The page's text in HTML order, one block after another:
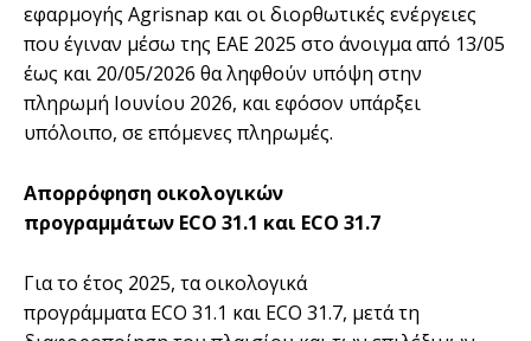
εφαρμογής Agrisnap και οι διορθωτικές ενέργειες
που έγιναν μέσω της ΕΑΕ 2025 στο άνοιγμα από 13/05
έως και 20/05/2026 θα ληφθούν υπόψη στην
πληρωμή Ιουνίου 2026, και εφόσον υπάρξει
υπόλοιπο, σε επόμενες πληρωμές.
Απορρόφηση οικολογικών
προγραμμάτων ECO 31.1 και ECO 31.7
Για το έτος 2025, τα οικολογικά
προγράμματα ECO 31.1 και ECO 31.7, μετά τη